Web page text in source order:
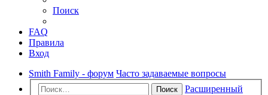
Поиск
FAQ
Правила
Вход
Smith Family - форум Часто задаваемые вопросы
Поиск
Расширенный